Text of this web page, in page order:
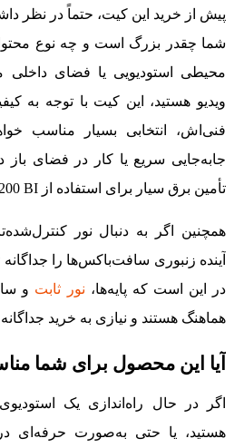
پیش از خرید این کیت، حتماً در نظر
شما چقدر بزرگ است و چه نوع
محیطی استودیویی یا فضای
ویدیو هستید، این کیت با توجه به
فنی‌اش، انتخابی بسیار مناسب
جابه‌جایی سریع یا کار در فضای باز
تأمین برق سیار برای استفاده از VL200 BI اهمیت پیدا می‌کند.
همچنین اگر به دنبال نور
آینده زنبوری سافت‌باکس‌ها را
در این است که پایه‌ها، نور ثابت و
هماهنگ هستند و نیازی به خرید
آیا این محصول برای شما
اگر در حال راه‌اندازی یک
هستید، یا حتی به‌صورت حرفه‌ای